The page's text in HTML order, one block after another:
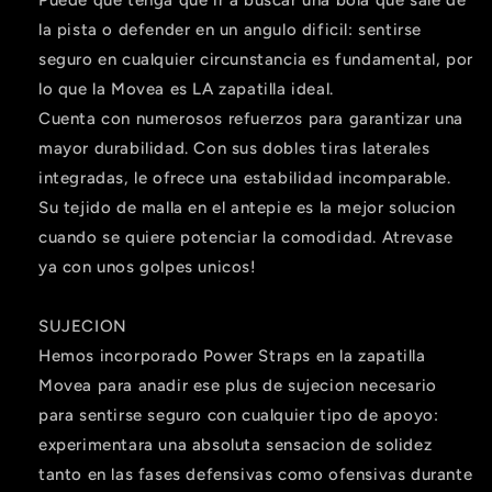
la pista o defender en un angulo dificil: sentirse
seguro en cualquier circunstancia es fundamental, por
lo que la Movea es LA zapatilla ideal.
Cuenta con numerosos refuerzos para garantizar una
mayor durabilidad. Con sus dobles tiras laterales
integradas, le ofrece una estabilidad incomparable.
Su tejido de malla en el antepie es la mejor solucion
cuando se quiere potenciar la comodidad. Atrevase
ya con unos golpes unicos!
SUJECION
Hemos incorporado Power Straps en la zapatilla
Movea para anadir ese plus de sujecion necesario
para sentirse seguro con cualquier tipo de apoyo:
experimentara una absoluta sensacion de solidez
tanto en las fases defensivas como ofensivas durante